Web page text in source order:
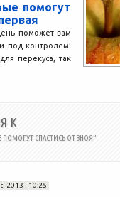
помогут
поможет вам
под контролем!
перекуса, так
К
ПОМОГУТ СПАСТИСЬ ОТ ЗНОЯ”
2013 - 10:25